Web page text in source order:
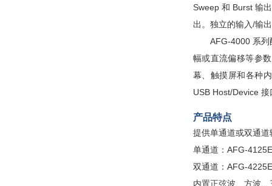
Sweep 和 Burst 输
出。独立的输入/输
AFG-4000 系列
幅或直流偏移等参
幕、触摸屏和各种
USB Host/Device
产品特点
提供单通道或双通道
单通道：AFG-
双通道：AFG-
内置正弦波、方波